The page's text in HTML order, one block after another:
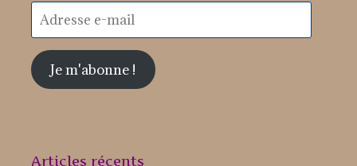
Adresse
e-
Je m'abonne !
Articles récents